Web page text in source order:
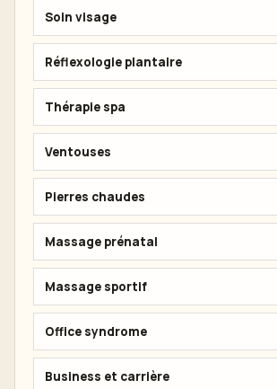
Soin visage
Réflexologie plantaire
Thérapie spa
Ventouses
Pierres chaudes
Massage prénatal
Massage sportif
Office syndrome
Business et carrière